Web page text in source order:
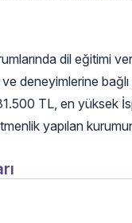
dil eğitimi
deneyimlerine
TL, en yüksek
yapılan